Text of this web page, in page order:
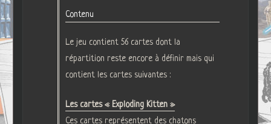
Contenu
Le jeu contient 56 cartes dont la
répartition reste encore à définir mais qui
contient les cartes suivantes :
Les cartes « Exploding Kitten »
Ces cartes représentent des chatons